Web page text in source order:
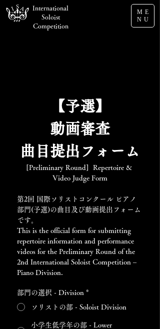
International
Soloist
Competition
ME
NU
【予選】
動画審査
曲目提出フォーム
[Preliminary Round]  Repertoire &
Video Judge Form
第2回 国際ソリストコンクール ピアノ
部門(予選)の曲目及び動画提出フォーム
です。
This is the official form for submitting
repertoire information and performance
videos for the Preliminary Round of the
2nd International Soloist Competition –
Piano Division.
部門の選択 - Division *
ソリストの部 - Soloist Division
小学生低学年の部 - Lower